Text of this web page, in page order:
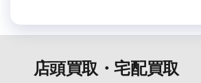
店頭買取・宅配買取